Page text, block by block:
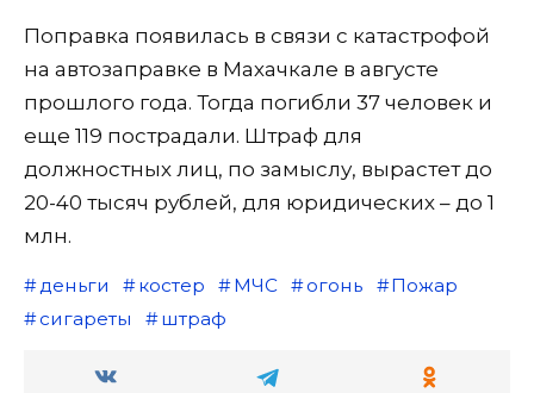
Поправка появилась в связи с катастрофой
на автозаправке в Махачкале в августе
прошлого года. Тогда погибли 37 человек и
еще 119 пострадали. Штраф для
должностных лиц, по замыслу, вырастет до
20-40 тысяч рублей, для юридических – до 1
млн.
деньги костер МЧС огонь
Пожар
сигареты
штраф